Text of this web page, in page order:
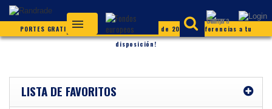
PORTES GRATIS (según condiciones) ¡Más de 20.000 referencias a tu
disposición!
LISTA DE FAVORITOS